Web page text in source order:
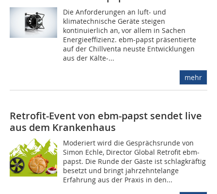
Die Anforderungen an luft- und
klimatechnische Geräte steigen
kontinuierlich an, vor allem in Sachen
Energieeffizienz. ebm-papst präsentierte
auf der Chillventa neuste Entwicklungen
aus der Kälte-...
mehr
Retrofit-Event von ebm-papst sendet live
aus dem Krankenhaus
Moderiert wird die Gesprächsrunde von
Simon Echle, Director Global Retrofit ebm-
papst. Die Runde der Gäste ist schlagkräftig
besetzt und bringt jahrzehntelange
Erfahrung aus der Praxis in den...